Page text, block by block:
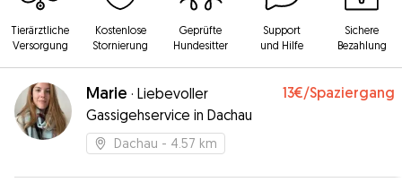
Tierärztliche
Versorgung
Kostenlose
Stornierung
Geprüfte
Hundesitter
Support
und Hilfe
Sichere
Bezahlung
Marie · Liebevoller
Gassigehservice in Dachau
13€/Spaziergang
Dachau - 4.57 km